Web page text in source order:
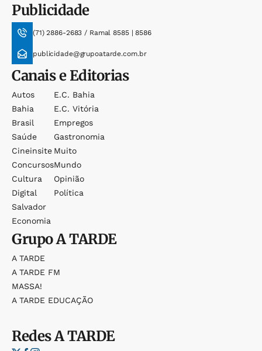
Publicidade
(71) 2886-2683 / Ramal 8585 | 8586
publicidade@grupoatarde.com.br
Canais e Editorias
Autos
Bahia
Brasil
Saúde
Cineinsite
Concursos
Cultura
Digital
Salvador
Economia
E.c. Bahia
E.c. Vitória
Empregos
Gastronomia
Muito
Mundo
Opinião
Política
GrupoA TARDE
A TARDE
A TARDE FM
MASSA!
A TARDE EDUCAÇÃO
RedesA TARDE